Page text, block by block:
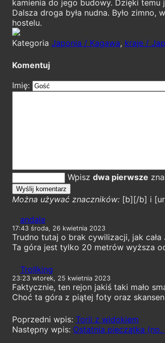
kamienia do jego budowy. Dzięki
Dalsza droga była nudna. Było zimno,
hostelu.
Kategoria Japonia / Kagawa, kraje /
Komentuj
Imię:
Wpisz dwa pierwsze
Można używać znaczników: [b][/b] i
andale
17:43 środa, 26 kwietnia 2023
Trudno tutaj o brak cywilizacji, jak
Ta góra jest tylko 20 metrów wyższa
Trollking
23:23 wtorek, 25 kwietnia 2023
Faktycznie, ten rejon jakiś taki mało
Choć ta góra z piątej foty oraz skansen
Torii z widokiem
Ostatnia pieczątka (no,